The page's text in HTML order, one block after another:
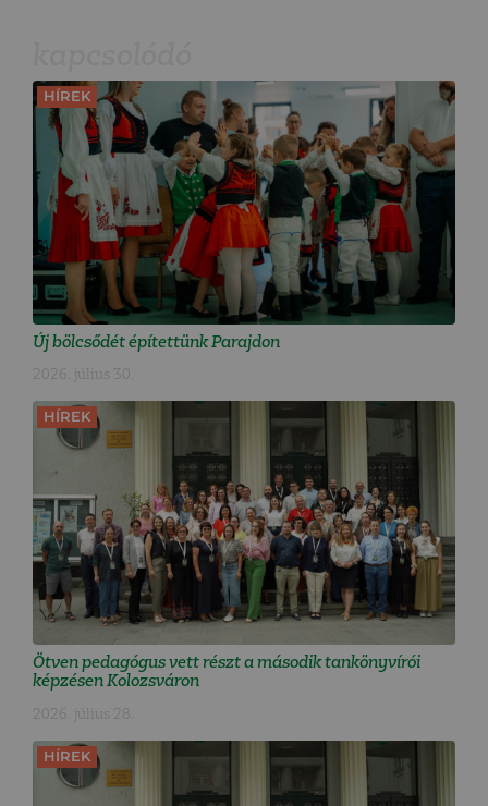
HÍREK
Új bölcsődét építettünk Parajdon
2026. július 30.
HÍREK
Ötven pedagógus vett részt a második tankönyvírói
képzésen Kolozsváron
2026. július 28.
HÍREK